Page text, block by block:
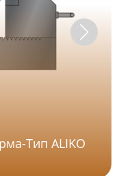
Тип АLIKO